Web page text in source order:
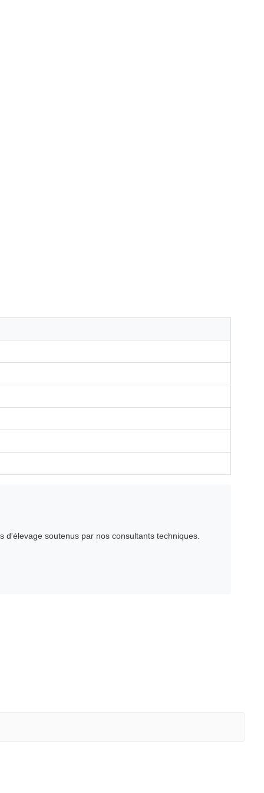
soutenus par nos consultants techniques.